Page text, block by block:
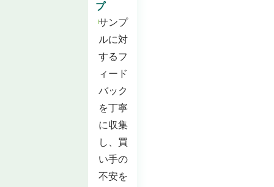
プ
サンプ
ルに対
するフ
ィード
バック
を丁寧
に収集
し、買
い手の
不安を